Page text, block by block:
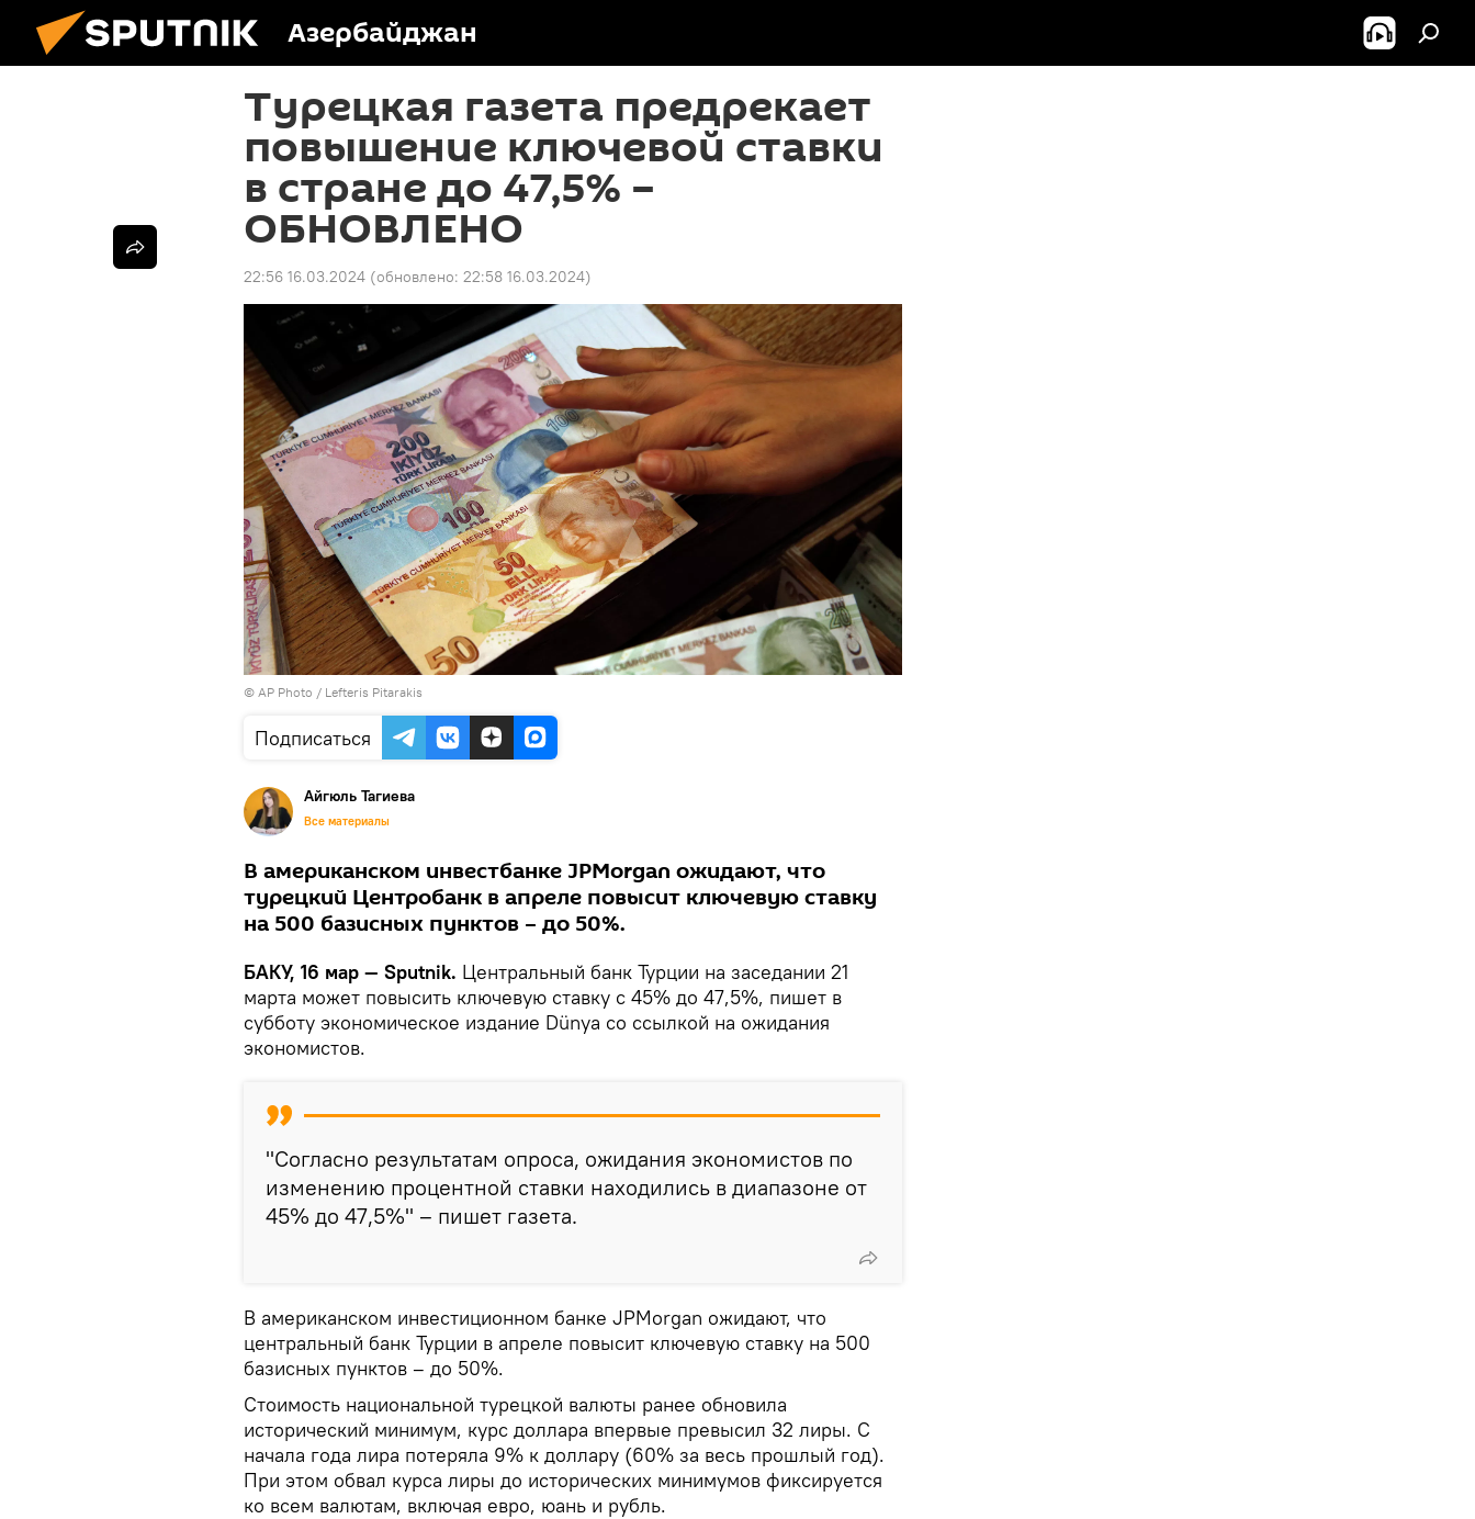
Азербайджан
Турецкая газета предрекает
повышение ключевой ставки
в стране до 47,5% –
ОБНОВЛЕНО
22:56 16.03.2024 (обновлено: 22:58 16.03.2024)
© AP Photo / Lefteris Pitarakis
Подписаться
Айгюль Тагиева
Все материалы
В американском инвестбанке JPMorgan ожидают, что
турецкий Центробанк в апреле повысит ключевую ставку
на 500 базисных пунктов – до 50%.
БАКУ, 16 мар — Sputnik. Центральный банк Турции на заседании 21
марта может повысить ключевую ставку с 45% до 47,5%, пишет в
субботу экономическое издание Dünya со ссылкой на ожидания
экономистов.
"Согласно результатам опроса, ожидания экономистов по
изменению процентной ставки находились в диапазоне от
45% до 47,5%" – пишет газета.
В американском инвестиционном банке JPMorgan ожидают, что
центральный банк Турции в апреле повысит ключевую ставку на 500
базисных пунктов – до 50%.
Стоимость национальной турецкой валюты ранее обновила
исторический минимум, курс доллара впервые превысил 32 лиры. С
начала года лира потеряла 9% к доллару (60% за весь прошлый год).
При этом обвал курса лиры до исторических минимумов фиксируется
ко всем валютам, включая евро, юань и рубль.